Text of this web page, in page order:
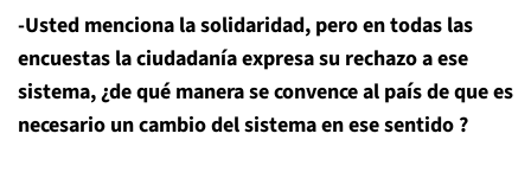
-Usted menciona la solidaridad, pero en todas las
encuestas la ciudadanía expresa su rechazo a ese
sistema, ¿de qué manera se convence al país de que es
necesario un cambio del sistema en ese sentido ?